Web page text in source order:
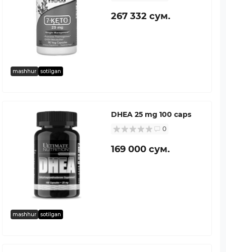
mashhur sotilgan
267 332 сум.
mashhur sotilgan
DHEA 25 mg 100 caps
0
169 000 сум.